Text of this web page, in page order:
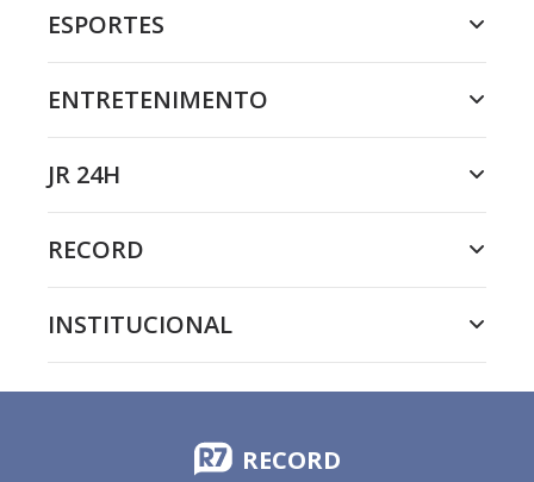
ESPORTES
ENTRETENIMENTO
JR 24H
RECORD
INSTITUCIONAL
RECORD